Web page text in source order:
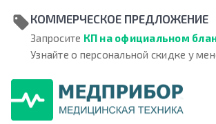
КОММЕРЧЕСКОЕ ПРЕДЛОЖЕНИЕ
Запросите КП на официальном
Узнайте о персональной скидке у